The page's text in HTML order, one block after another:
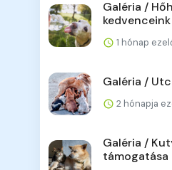
Galéria /
1 hónap
Galéria /
2 hónapja
Galéria /
támogatása